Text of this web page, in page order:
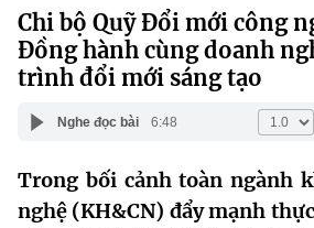
Danh mục
Trang chủ
Cơ cấu tổ chức
Khoa học và Công nghệ
Dịch vụ công
Chi bộ Quỹ Đổi mới công
Đồng hành cùng doanh
trình đổi mới sáng tạo
Nghe đọc bài 6:48
Trong bối cảnh toàn ngành
nghệ (KH&CN) đẩy mạnh